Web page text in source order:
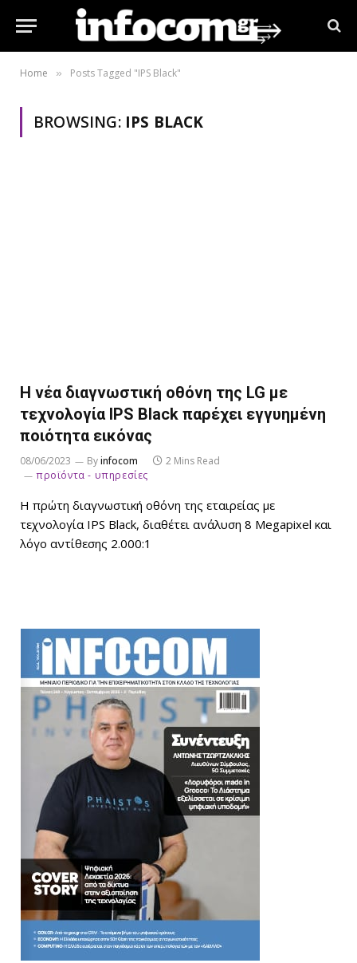
Home » Posts Tagged "IPS Black"
BROWSING: IPS BLACK
Η νέα διαγνωστική οθόνη της LG με
τεχνολογία IPS Black παρέχει εγγυημένη
ποιότητα εικόνας
08/06/2023 Byinfocom
2 Mins Read
προϊόντα - υπηρεσίες
Η πρώτη διαγνωστική οθόνη της εταιρείας με
τεχνολογία IPS Black, διαθέτει ανάλυση 8 Megapixel και
λόγο αντίθεσης 2.000:1